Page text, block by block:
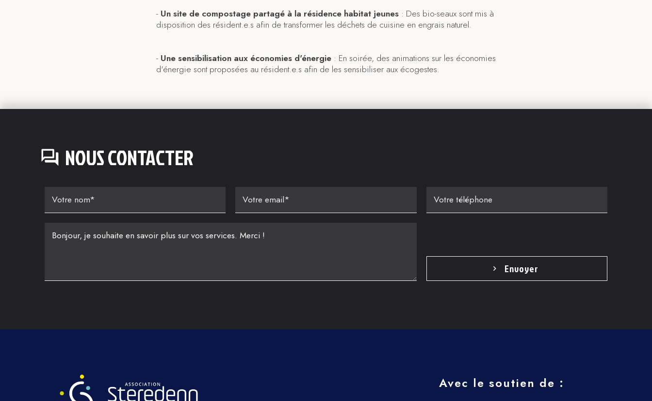
- Un site de compostage partagé à la résidence habitat jeunes : Des bio-seaux sont mis à
disposition des résident.e.s afin de transformer les déchets de cuisine en engrais naturel.
- Une sensibilisation aux économies d'énergie : En soirée, des animations sur les économies
d'énergie sont proposées au résident.e.s afin de les sensibiliser aux écogestes.
NOUS CONTACTER
Envoyer
Avec le soutien de :